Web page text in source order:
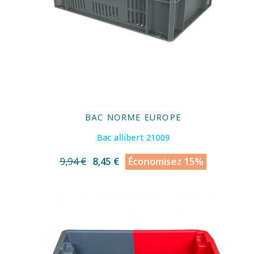
BAC NORME EUROPE
Bac allibert 21009
9,94 € 8,45 € Économisez 15%